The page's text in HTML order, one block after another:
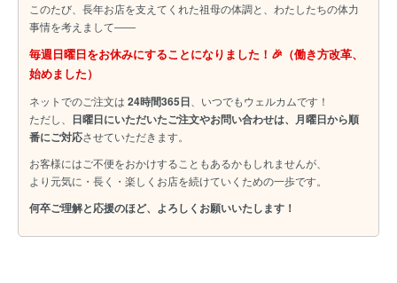
このたび、長年お店を支えてくれた祖母の体調と、わたしたちの体力
事情を考えまして――
毎週日曜日をお休みにすることになりました！🎉（働き方改革、
始めました）
ネットでのご注文は 24時間365日 、いつでもウェルカムです！
ただし、
日曜日にいただいたご注文やお問い合わせは、月曜日から順
番にご対応させていただきます。
お客様にはご不便をおかけすることもあるかもしれませんが、
より元気に・長く・楽しくお店を続けていくための一歩です。
何卒ご理解と応援のほど、よろしくお願いいたします！